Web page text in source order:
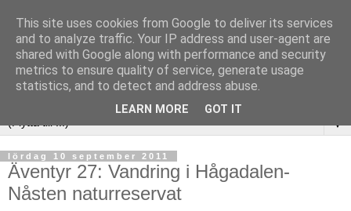
▼
lördag 10 september 2011
Äventyr 27: Vandring i Hågadalen-
Nåsten naturreservat
This site uses cookies from Google to deliver its services
and to analyze traffic. Your IP address and user-agent are
shared with Google along with performance and security
metrics to ensure quality of service, generate usage
statistics, and to detect and address abuse.
LEARN MORE GOT IT